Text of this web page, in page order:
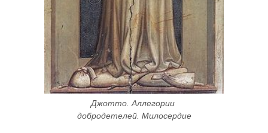
Джотто. Аллегории
добродетелей. Милосердие